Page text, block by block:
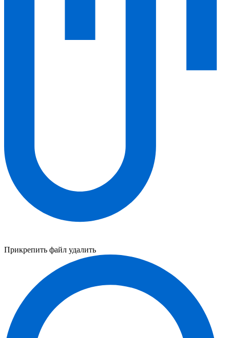
Прикрепить файл удалить